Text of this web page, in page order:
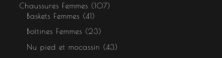
Chaussures Femmes
107
Baskets Femmes
41
Bottines Femmes
23
Nu pied et mocassin
43